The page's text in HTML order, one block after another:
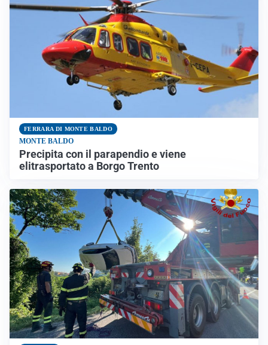
FERRARA DI MONTE BALDO
MONTE BALDO
Precipita con il parapendio e viene
elitrasportato a Borgo Trento